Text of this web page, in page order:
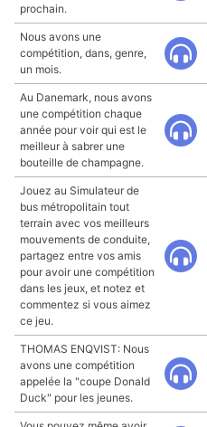
prochain.
Nous avons une
compétition, dans, genre,
un mois.
Au Danemark, nous avons
une compétition chaque
année pour voir qui est le
meilleur à sabrer une
bouteille de champagne.
Jouez au Simulateur de
bus métropolitain tout
terrain avec vos meilleurs
mouvements de conduite,
partagez entre vos amis
pour avoir une compétition
dans les jeux, et notez et
commentez si vous aimez
ce jeu.
THOMAS ENQVIST: Nous
avons une compétition
appelée la "coupe Donald
Duck" pour les jeunes.